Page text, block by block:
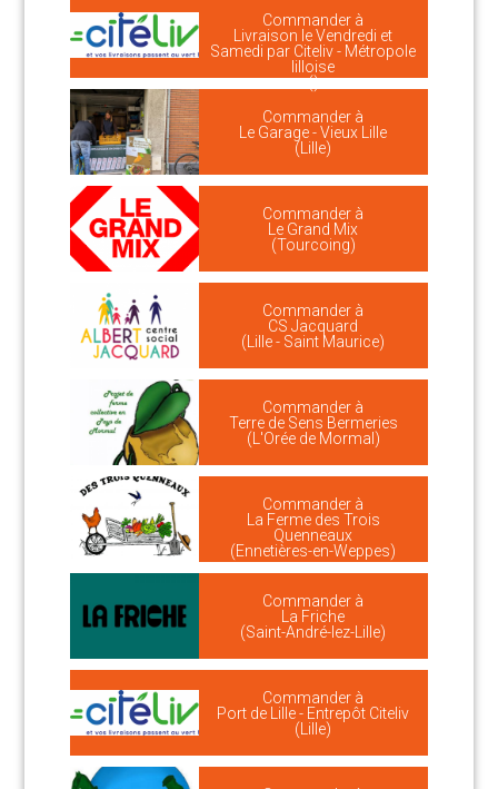
Commander à
Livraison le Vendredi et
Samedi par Citeliv - Métropole
lilloise
()
Commander à
Le Garage - Vieux Lille
(Lille)
Commander à
Le Grand Mix
(Tourcoing)
Commander à
CS Jacquard
(Lille - Saint Maurice)
Commander à
Terre de Sens Bermeries
(L'Orée de Mormal)
Commander à
La Ferme des Trois
Quenneaux
(Ennetières-en-Weppes)
Commander à
La Friche
(Saint-André-lez-Lille)
Commander à
Port de Lille - Entrepôt Citeliv
(Lille)